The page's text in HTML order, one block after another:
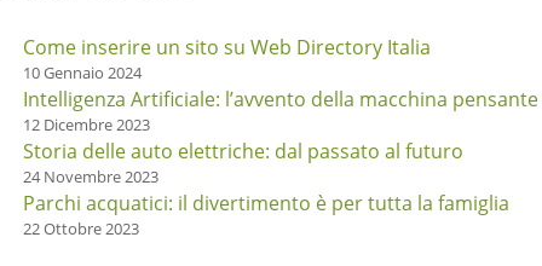
Come inserire un sito su Web Directory Italia
10 Gennaio 2024
Intelligenza Artificiale: l’avvento della macchina pensante
12 Dicembre 2023
Storia delle auto elettriche: dal passato al futuro
24 Novembre 2023
Parchi acquatici: il divertimento è per tutta la famiglia
22 Ottobre 2023